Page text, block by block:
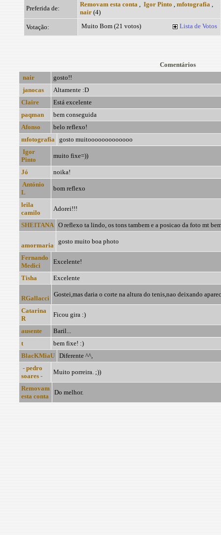
Preferida de:
Removam esta conta , Igor Pinto , mfotografia ,
nair (4)
Votação:
Muito Bom (21 votos) Lista de Votos
Comentários
nair
gosto!!
janocas
Altamente :D
Claire
Está excelente
paqman
bem conseguida
Afonso
belo reflexo!
mfotografia
gosto muitooooooooooooo
Igor
Pinto
muito fixe=))
Jó
noika!
António
L
bom reflexo
leila
camilo
Adorei!!!
SHEITANA O reflexo ta lindo, os tons tambem e a posicao da foto mt
amormaria
gosto muito boa photo
Fernando
Medici
Excelente!
Tisha Excelente
RGallacci
Gostei,mas daria o corte na altura do tenis,nao deixando
Catarina
R
Ficou gira :)
ausente
Baril...
t
bem fixe! :)
BlacKMiaU
Diferente ^^,
- pedro
soares -
Muito porreira. ;))
Removam
esta conta
Do melhor.